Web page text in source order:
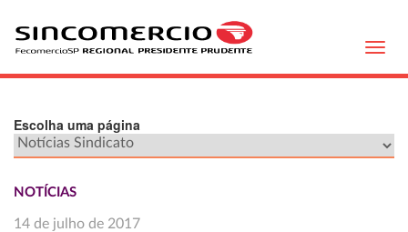
Escolha uma página
NOTÍCIAS
14 de julho de 2017